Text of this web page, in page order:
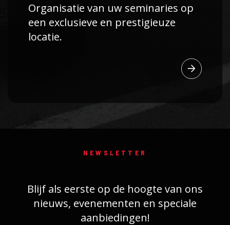
Organisatie van uw seminaries op
een exclusieve en prestigieuze
locatie.
NEWSLETTER
Blijf als eerste op de hoogte van ons
nieuws, evenementen en speciale
aanbiedingen!